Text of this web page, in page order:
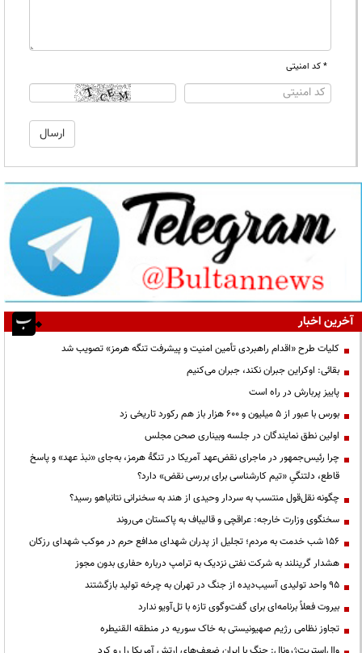
* کد امنیتی
آخرین اخبار
کلیات طرح «اقدام راهبردی تأمین امنیت و پیشرفت تنگه هرمز» تصویب شد
بقائی: اوکراین جبران نکند، جبران می‌کنیم
پاییز پربارش در راه است
بورس با عبور از ۵ میلیون و ۶۰۰ هزار باز هم رکورد تاریخی زد
اولین نطق نمایندگان در جلسه وبیناری صحن مجلس
چرا رئیس‌جمهور در ماجرای نقض‌عهد آمریکا در تنگهٔ هرمز، به‌جای «نبذ عهد» و پاسخ
قاطع، دلتنگیِ «تیم کارشناسی برای بررسی نقض» دارد؟
چگونه نقل‌قول منتسب به سردار وحیدی از هند به سخنرانی نتانیاهو رسید؟
سخنگوی وزارت خارجه: عراقچی و قالیباف به پاکستان می‌روند
۱۵۶ شب خدمت به مردم؛ تجلیل از پدران شهدای مدافع حرم در موکب شهدای رزکان
هشدار گرینلند به شرکت نفتی نزدیک به ترامپ درباره حفاری بدون مجوز
95 واحد تولیدی آسیب‌دیده از جنگ در تهران به چرخه تولید بازگشتند
بیروت فعلاً برنامه‌ای برای گفت‌وگوی تازه با تل‌آویو ندارد
تجاوز نظامی رژیم صهیونیستی به خاک سوریه در منطقه القنیطره